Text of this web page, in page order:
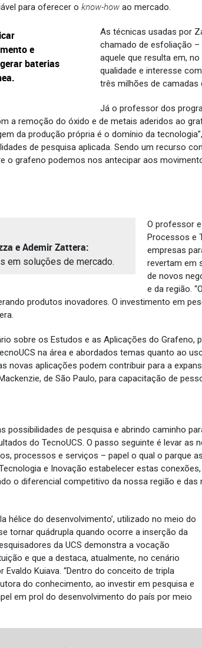
para oferecer o know-how ao mercado.
e
baterias
As técnicas usadas por
chamado de esfoliação –
aquele que resulta em,
qualidade e interesse
três milhões de camadas
Já o professor dos
a remoção do óxido e de metais aderidos ao
da produção própria é o domínio da
de pesquisa aplicada. Sendo um recurso
o grafeno podemos nos antecipar aos
e Ademir Zattera:
em soluções de mercado.
O professor
Processos e
empresas
revertam em
de novos
e da região.
produtos inovadores. O investimento em
sobre os Estudos e as Aplicações do
na área e abordados temas quanto ao
novas aplicações podem contribuir para a
de São Paulo, para capacitação de
possibilidades de pesquisa e abrindo caminho
do TecnoUCS. O passo seguinte é levar
processos e serviços – papel o qual o parque
e Inovação estabelecer estas
o diferencial competitivo da nossa região e
hélice do desenvolvimento’, utilizado no meio do
tornar quádrupla quando ocorre a inserção da
da UCS demonstra a vocação
e que a destaca, atualmente, no cenário
Kuiava. “Dentro do conceito de tripla
do conhecimento, ao investir em pesquisa e
em prol do desenvolvimento do país por meio